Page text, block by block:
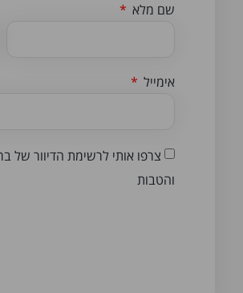
שם מלא
אימייל
צרפו אותי לרשימת הדיוור של
והטבות